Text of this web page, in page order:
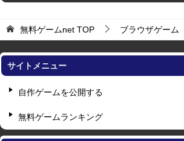
無料ゲームnet TOP ブラウザゲーム
サイトメニュー
自作ゲームを公開する
無料ゲームランキング